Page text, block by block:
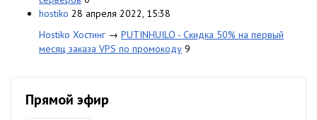
hostiko 28 апреля 2022, 15:38
Hostiko Хостинг → PUTINHUILO - Скидка 50% на первый
месяц заказа VPS по промокоду 9
Прямой эфир